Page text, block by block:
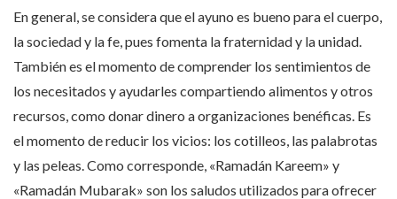
En general, se considera que el ayuno es bueno para el cuerpo,
la sociedad y la fe, pues fomenta la fraternidad y la unidad.
También es el momento de comprender los sentimientos de
los necesitados y ayudarles compartiendo alimentos y otros
recursos, como donar dinero a organizaciones benéficas. Es
el momento de reducir los vicios: los cotilleos, las palabrotas
y las peleas. Como corresponde, «Ramadán Kareem» y
«Ramadán Mubarak» son los saludos utilizados para ofrecer